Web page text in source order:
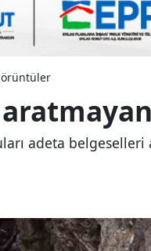
adeta belgeselleri